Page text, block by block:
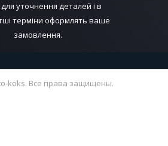
уточнення деталей і в
терміни оформлять ваше
замовлення.
koks. Все права защищены.